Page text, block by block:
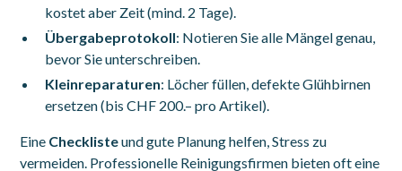
kostet aber Zeit (mind. 2 Tage).
Übergabeprotokoll: Notieren Sie alle Mängel genau,
bevor Sie unterschreiben.
Kleinreparaturen: Löcher füllen, defekte Glühbirnen
ersetzen (bis CHF 200.– pro Artikel).
Eine Checklisteund gute Planung helfen, Stress zu
vermeiden. Professionelle Reinigungsfirmen bieten oft eine